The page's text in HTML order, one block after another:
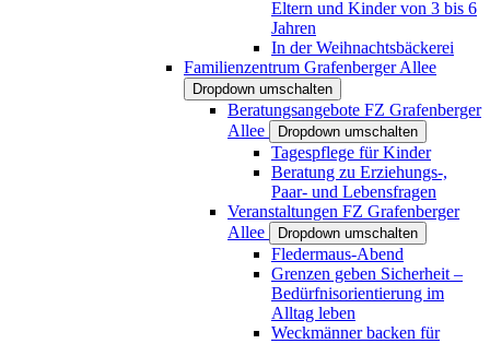
Eltern und Kinder von 3 bis 6
Jahren
In der Weihnachtsbäckerei
Familienzentrum Grafenberger Allee
Dropdown umschalten
Beratungsangebote FZ Grafenberger
Allee
Dropdown umschalten
Tagespflege für Kinder
Beratung zu Erziehungs-,
Paar- und Lebensfragen
Veranstaltungen FZ Grafenberger
Allee
Dropdown umschalten
Fledermaus-Abend
Grenzen geben Sicherheit –
Bedürfnisorientierung im
Alltag leben
Weckmänner backen für